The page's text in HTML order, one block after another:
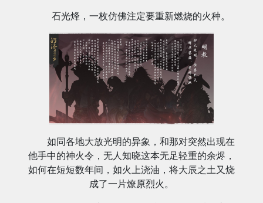
石光烽，一枚仿佛注定要重新燃烧的火种。
如同各地大放光明的异象，和那对突然出现在
他手中的神火令，无人知晓这本无足轻重的余烬，
如何在短短数年间，如火上浇油，将大辰之土又烧
成了一片燎原烈火。